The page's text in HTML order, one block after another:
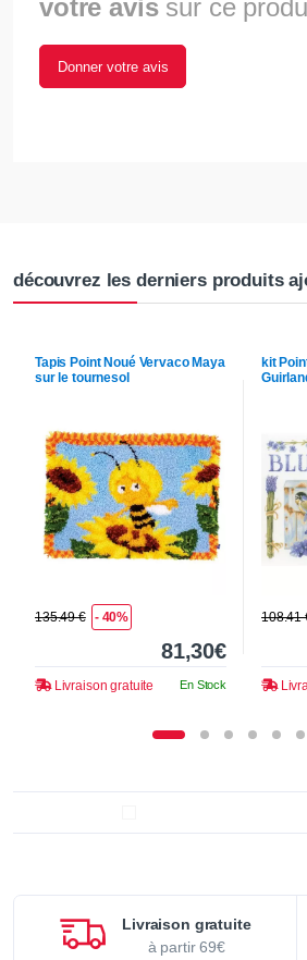
votre avis sur ce
Donner votre avis
découvrez les derniers produits
Tapis Point Noué VervacoMaya
sur le tournesol
135.49 € - 40%
81,30€
Livraison gratuite En Stock
kit
108.41
Livraison gratuite
à partir 69€